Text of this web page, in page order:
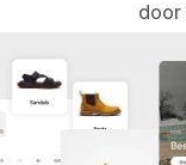
door